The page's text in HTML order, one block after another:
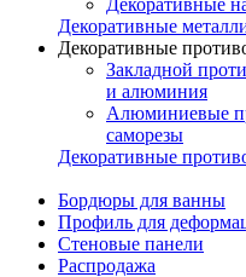
Декоративные
Декоративные
Декоративные
Закладной
и алюминия
Алюминиевые
саморезы
Декоративные
Бордюры для ванны
Профиль для
Стеновые панели
Распродажа